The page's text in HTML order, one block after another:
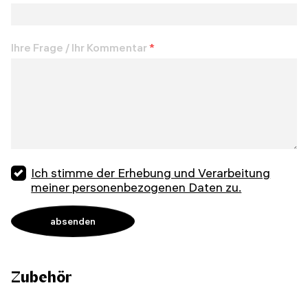
Ihre Frage / Ihr Kommentar*
Ich stimme der Erhebung und Verarbeitung
meiner personenbezogenen Daten zu.
Zubehör